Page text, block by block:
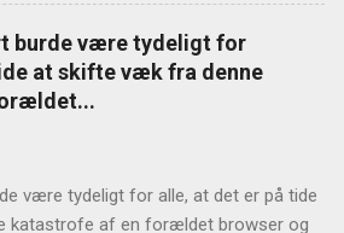
burde være tydeligt for
at skifte væk fra denne
være tydeligt for alle, at det er på tide
katastrofe af en forældet browser og